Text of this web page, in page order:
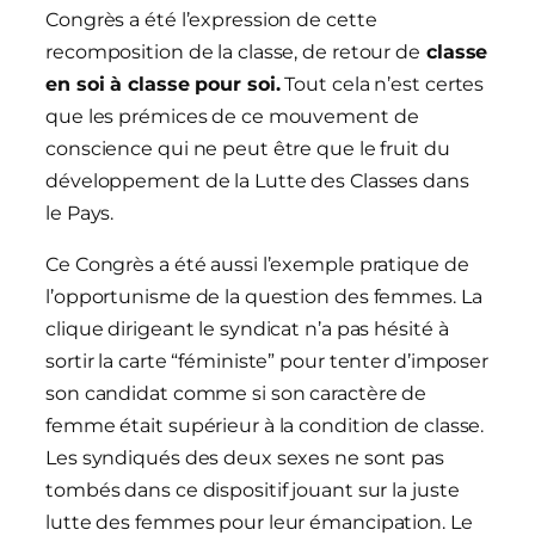
Congrès a été l’expression de cette
recomposition de la classe, de retour de classe
en soià classe pour soi.Tout cela n’est certes
que les prémices de ce mouvement de
conscience qui ne peut être que le fruit du
développement de la Lutte des Classes dans
le Pays.
Ce Congrès a été aussi l’exemple pratique de
l’opportunisme de la question des femmes. La
clique dirigeant le syndicat n’a pas hésité à
sortir la carte “féministe” pour tenter d’imposer
son candidat comme si son caractère de
femme était supérieur à la condition de classe.
Les syndiqués des deux sexes ne sont pas
tombés dans ce dispositif jouant sur la juste
lutte des femmes pour leur émancipation. Le